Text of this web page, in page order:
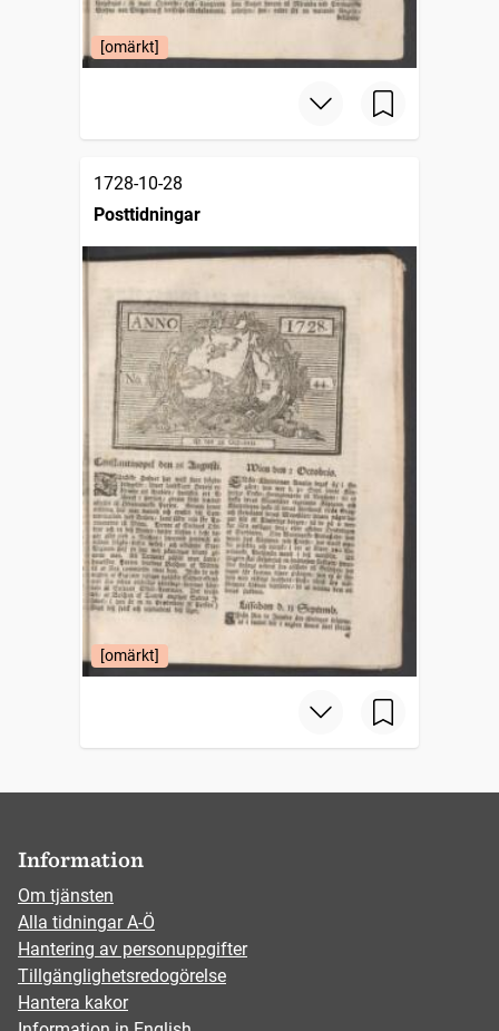
[omärkt]
1728-10-28
Posttidningar
[omärkt]
Information
Om tjänsten
Alla tidningar A-Ö
Hantering av personuppgifter
Tillgänglighetsredogörelse
Hantera kakor